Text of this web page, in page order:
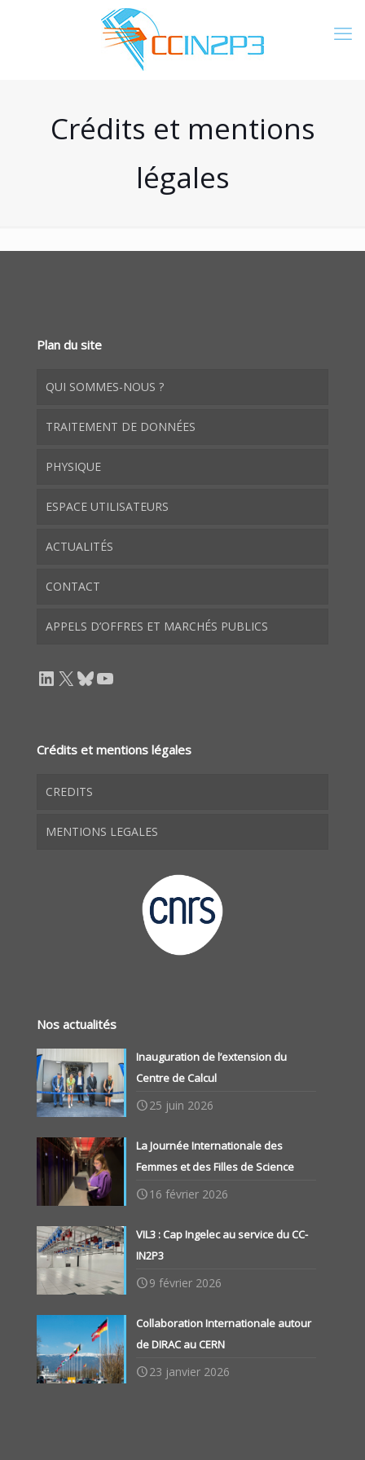
Crédits et mentions
légales
Plan du site
QUI SOMMES-NOUS ?
TRAITEMENT DE DONNÉES
PHYSIQUE
ESPACE UTILISATEURS
ACTUALITÉS
CONTACT
APPELS D’OFFRES ET MARCHÉS PUBLICS
LinkedIn
X Bluesky
YouTube
Crédits et mentions légales
CREDITS
MENTIONS LEGALES
Nos actualités
Inauguration de l’extension du
Centre de Calcul
25 juin 2026
La Journée Internationale des
Femmes et des Filles de Science
16 février 2026
VIL3 : Cap Ingelec au service du CC-
IN2P3
9 février 2026
Collaboration Internationale autour
de DIRAC au CERN
23 janvier 2026